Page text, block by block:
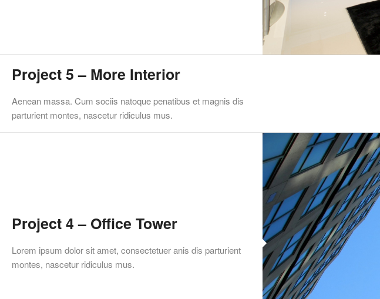
Project 5 – More Interior
Aenean massa. Cum sociis natoque penatibus et magnis dis
parturient montes, nascetur ridiculus mus.
Project 4 – Office Tower
Lorem ipsum dolor sit amet, consectetuer anis dis parturient
montes, nascetur ridiculus mus.